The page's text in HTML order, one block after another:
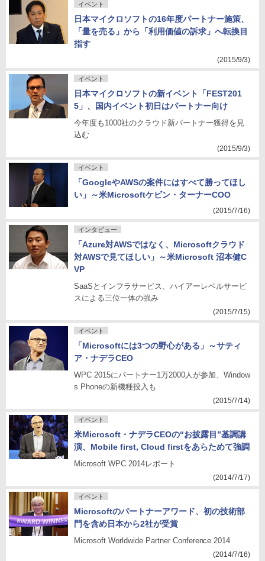
イベント
日本マイクロソフトの16年度パートナー施策、
「量を売る」から「利用価値の訴求」へ転換目
指す
(2015/9/3)
イベント
日本マイクロソフトの新イベント「FEST201
5」、国内イベント初日はパートナー向け
今年度も1000社のクラウド新パートナー獲得を見
込む
(2015/9/3)
イベント
「GoogleやAWSの案件にはすべて勝ってほし
い」～米Microsoftケビン・ターナーCOO
(2015/7/16)
インタビュー
「Azure対AWSではなく、Microsoftクラウド
対AWSで見てほしい」～米Microsoft 沼本健C
VP
SaaSとインフラサービス、ハイアーレベルサービ
スによる三位一体の強み
(2015/7/15)
イベント
「Microsoftには3つの野心がある」～サティ
ア・ナデラCEO
WPC 2015にパートナー1万2000人が参加、Window
s Phoneの新機種投入も
(2015/7/14)
イベント
米Microsoft・ナデラCEOの“お披露目”基調講
演、Mobile first, Cloud firstをあらためて強調
Microsoft WPC 2014レポート
(2014/7/17)
イベント
Microsoftのパートナーアワード、初の技術部
門を含め日本から2社が受賞
Microsoft Worldwide Partner Conference 2014
(2014/7/16)